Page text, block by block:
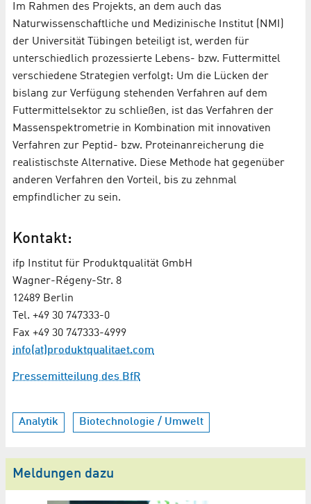
Im Rahmen des Projekts, an dem auch das
Naturwissenschaftliche und Medizinische Institut (NMI)
der Universität Tübingen beteiligt ist, werden für
unterschiedlich prozessierte Lebens- bzw. Futtermittel
verschiedene Strategien verfolgt: Um die Lücken der
bislang zur Verfügung stehenden Verfahren auf dem
Futtermittelsektor zu schließen, ist das Verfahren der
Massenspektrometrie in Kombination mit innovativen
Verfahren zur Peptid- bzw. Proteinanreicherung die
realistischste Alternative. Diese Methode hat gegenüber
anderen Verfahren den Vorteil, bis zu zehnmal
empfindlicher zu sein.
Kontakt:
ifp Institut für Produktqualität GmbH
Wagner-Régeny-Str. 8
12489 Berlin
Tel. +49 30 747333-0
Fax +49 30 747333-4999
info(at)produktqualitaet.com
Pressemitteilung des BfR
Analytik Biotechnologie / Umwelt
Meldungen dazu